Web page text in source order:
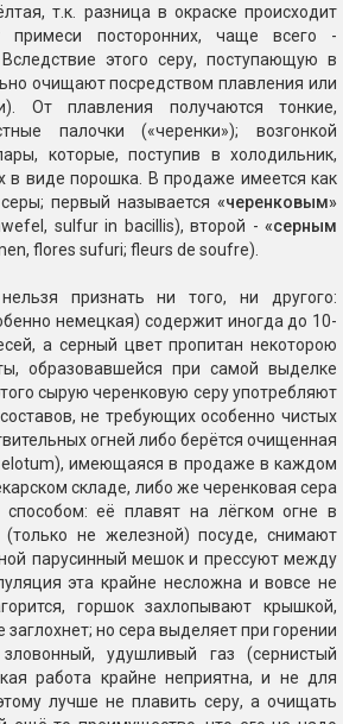
т.к. разница в окраске происходит
примеси посторонних, чаще всего -
этого серу, поступающую в
очищают посредством плавления или
От плавления получаются тонкие,
палочки («черенки»); возгонкой
которые, поступив в холодильник,
в виде порошка. В продаже имеется как
первый называется «черенковым»
sulfur in bacillis), второй - «серным
flores sufuri; fleurs de soufre).
признать ни того, ни другого:
немецкая) содержит иногда до 10-
а серный цвет пропитан некоторою
образовавшейся при самой выделке
сырую черенковую серу употребляют
не требующих особенно чистых
огней либо берётся очищенная
имеющаяся в продаже в каждом
складе, либо же черенковая сера
её плавят на лёгком огне в
не железной) посуде, снимают
парусинный мешок и прессуют между
эта крайне несложна и вовсе не
горшок захлопывают крышкой,
заглохнет; но сера выделяет при горении
удушливый газ (сернистый
работа крайне неприятна, и не для
лучше не плавить серу, а очищать